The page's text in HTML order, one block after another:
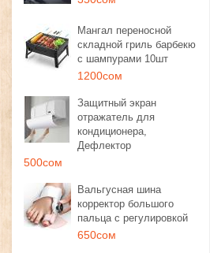
Мангал переносной
складной гриль барбекю
с шампурами 10шт
1200сом
Защитный экран
отражатель для
кондиционера,
Дефлектор
500сом
Вальгусная шина
корректор большого
пальца с регулировкой
650сом